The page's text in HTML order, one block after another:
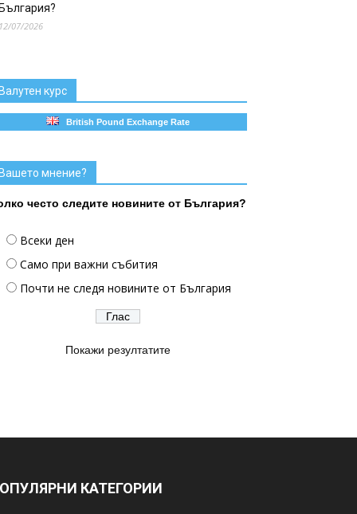
07/2026
курс
British Pound Exchange Rate
мнение?
често следите новините от България?
Всеки ден
Само при важни събития
Почти не следя новините от България
Покажи резултатите
КАТЕГОРИИ